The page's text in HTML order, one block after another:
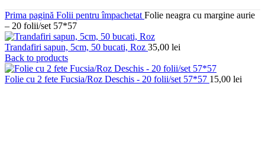
Prima pagină Folii pentru împachetat Folie neagra cu margine aurie
– 20 folii/set 57*57
Trandafiri sapun, 5cm, 50 bucati, Roz 35,00 lei
Back to products
Folie cu 2 fete Fucsia/Roz Deschis - 20 folii/set 57*57 15,00 lei